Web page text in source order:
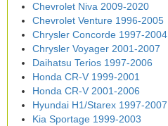
Chevrolet Niva 2009-2020
Chevrolet Venture 1996-2005
Chrysler Concorde 1997-2004
Chrysler Voyager 2001-2007
Daihatsu Terios 1997-2006
Honda CR-V 1999-2001
Honda CR-V 2001-2006
Hyundai H1/Starex 1997-2007
Kia Sportage 1999-2003